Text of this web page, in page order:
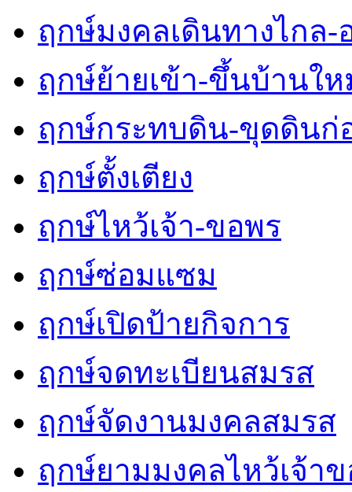
ฤกษ์มงคลเดินทางไกล-
ฤกษ์ย้ายเข้า-ขึ้นบ้านใ
ฤกษ์กระทบดิน-ขุดดินก่
ฤกษ์ตั้งเตียง
ฤกษ์ไหว้เจ้า-ขอพร
ฤกษ์ซ่อมแซม
ฤกษ์เปิดป้ายกิจการ
ฤกษ์จดทะเบียนสมรส
ฤกษ์จัดงานมงคลสมรส
ฤกษ์ยามมงคลไหว้เจ้า